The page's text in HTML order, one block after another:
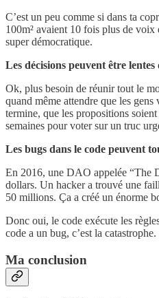
C’est un peu comme si dans ta
100m² avaient 10 fois plus de voix
super démocratique.
Les décisions peuvent être
Ok, plus besoin de réunir tout le
quand même attendre que les
termine, que les propositions
semaines pour voter sur un truc
Les bugs dans le code peuvent
En 2016, une DAO appelée “The
dollars. Un hacker a trouvé une
50 millions. Ça a créé un énorme
Donc oui, le code exécute les
code a un bug, c’est la catastrophe.
Ma conclusion